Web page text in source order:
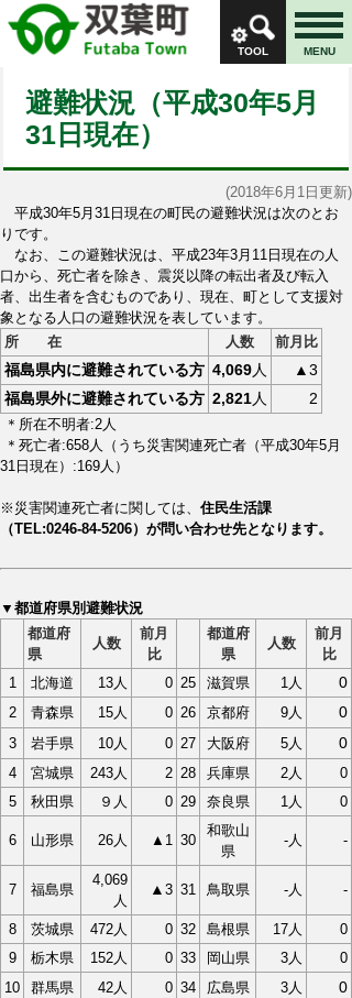
TOOL MENU
避難状況（平成30年5月
31日現在）
(2018年6月1日更新)
平成30年5月31日現在の町民の避難状況は次のとお
りです。
なお、この避難状況は、平成23年3月11日現在の人
口から、死亡者を除き、震災以降の転出者及び転入
者、出生者を含むものであり、現在、町として支援対
象となる人口の避難状況を表しています。
所 在
人数 前月比
福島県内に避難されている方 4,069人
▲3
福島県外に避難されている方 2,821人 2
＊所在不明者:2人
＊死亡者:658人（うち災害関連死亡者（平成30年5月
31日現在）:169人）
※災害関連死亡者に関しては、 住民生活課
（TEL:0246-84-5206）が問い合わせ先となります。
▼都道府県別避難状況
都道府
県
人数
前月
比
都道府
県
人数
前月
比
1
北海道 13人 0 25 滋賀県 1人 0
2 青森県 15人 0 26 京都府 9人 0
3 岩手県 10人 0 27 大阪府 5人 0
4 宮城県 243人 2 28 兵庫県 2人
0
5
秋田県 ９人 0 29 奈良県 1人 0
6 山形県 26人 ▲1 30
和歌山
県
-人 -
7 福島県
4,069
人
▲ 3 31 鳥取県 -人 -
8 茨城県 472人 0 32 島根県 17人
0
9
栃木県 152人 0 33 岡山県 3人
0
10
群馬県 42人 0 34 広島県 3人 0